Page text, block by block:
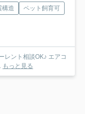
構造
ペット飼育可
レント相談OK♪ エアコ
もっと見る